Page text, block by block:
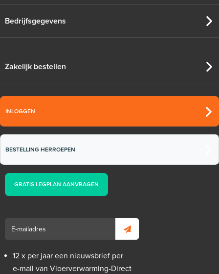
Bedrijfsgegevens
Zakelijk bestellen
INLOGGEN
BESTELLING HERROEPEN
GRATIS LEGPLAN AANVRAGEN
12 x per jaar een nieuwsbrief per
e-mail van Vloerverwarming-Direct